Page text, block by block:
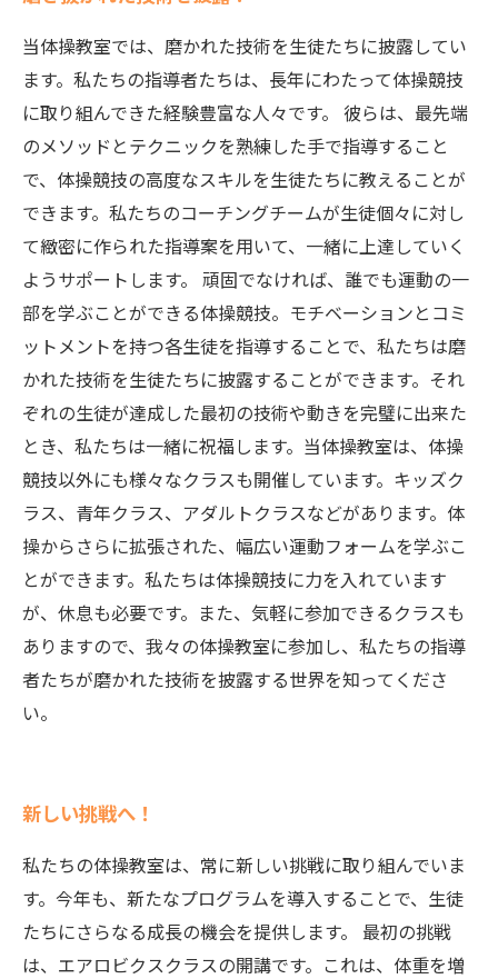
当体操教室では、磨かれた技術を生徒たちに披露してい
ます。私たちの指導者たちは、長年にわたって体操競技
に取り組んできた経験豊富な人々です。 彼らは、最先端
のメソッドとテクニックを熟練した手で指導すること
で、体操競技の高度なスキルを生徒たちに教えることが
できます。私たちのコーチングチームが生徒個々に対し
て緻密に作られた指導案を用いて、一緒に上達していく
ようサポートします。 頑固でなければ、誰でも運動の一
部を学ぶことができる体操競技。モチベーションとコミ
ットメントを持つ各生徒を指導することで、私たちは磨
かれた技術を生徒たちに披露することができます。それ
ぞれの生徒が達成した最初の技術や動きを完璧に出来た
とき、私たちは一緒に祝福します。当体操教室は、体操
競技以外にも様々なクラスも開催しています。キッズク
ラス、青年クラス、アダルトクラスなどがあります。体
操からさらに拡張された、幅広い運動フォームを学ぶこ
とができます。私たちは体操競技に力を入れています
が、休息も必要です。また、気軽に参加できるクラスも
ありますので、我々の体操教室に参加し、私たちの指導
者たちが磨かれた技術を披露する世界を知ってくださ
い。
新しい挑戦へ！
私たちの体操教室は、常に新しい挑戦に取り組んでいま
す。今年も、新たなプログラムを導入することで、生徒
たちにさらなる成長の機会を提供します。 最初の挑戦
は、エアロビクスクラスの開講です。これは、体重を増